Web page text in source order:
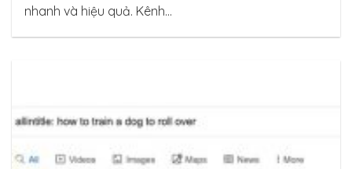
nhanh và hiệu quả. Kênh...